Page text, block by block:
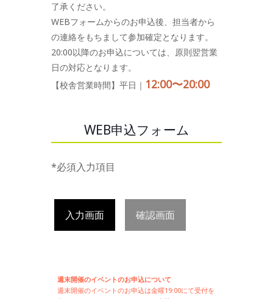
了承ください。
WEBフォームからのお申込後、担当者から
の連絡をもちまして参加確定となります。
20:00以降のお申込については、原則翌営業
日の対応となります。
【校舎営業時間】平日｜ 12:00〜20:00
WEB申込フォーム
*必須入力項目
入力画面 確認画面
週末開催のイベントのお申込について
週末開催のイベントのお申込は金曜19:00にて受付を